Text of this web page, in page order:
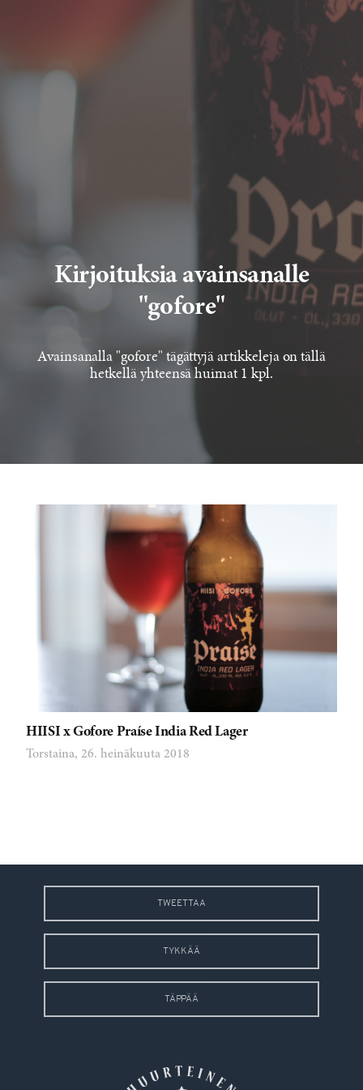
Kirjoituksia avainsanalle
"gofore"
Avainsanalla "gofore" tägättyjä artikkeleja on tällä
hetkellä yhteensä huimat 1 kpl.
HIISI x Gofore Praíse India Red Lager
Torstaina, 26. heinäkuuta 2018
TWEETTAA
TYKKÄÄ
TÄPPÄÄ